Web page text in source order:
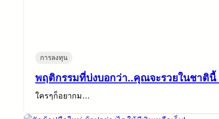
การลงทุน
พฤติกรรมที่บ่งบอกว่า..คุณจะรวยในชาตินี้
ใครๆก็อยากม…